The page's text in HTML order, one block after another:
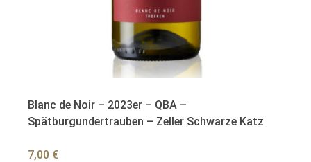
Blanc de Noir – 2023er – QBA –
Spätburgundertrauben – Zeller Schwarze Katz
7,00 €